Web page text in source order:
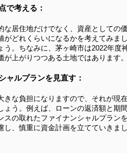
で考える：
な居住地だけでなく、資産としての
がどれくらいになるかを考えてみま
う。ちなみに、茅ヶ崎市は2022年度
が上がりつつある土地ではあります。
ャルプランを見直す：
きな負担になりますので、それが現
ょう。例えば、ローンの返済額と期
スの取れたファイナンシャルプラン
し、慎重に資金計画を立てていきまし